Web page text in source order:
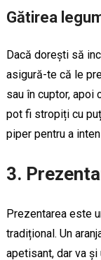
Gătirea
Dacă dorești să
asigură-te că le
sau în cuptor, apoi
pot fi stropiți cu
piper pentru a
3.
Prezentarea este
tradițional. Un
apetisant, dar va